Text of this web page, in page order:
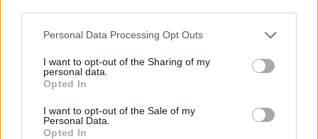
Please note that this website/app uses one or more Google
not limited to your visit or usage behaviour. You may click to
grant or deny consent to Google and its third-party tags to
use your data for below specified purposes in below Google
consent section.
Personal Data Processing Opt Outs
I want to opt-out of the Sharing of my
personal data.
Opted In
I want to opt-out of the Sale of my
Personal Data.
Opted In
Sei già abbonato?
Puoi effettuare l'accesso andando nella
sezioneLogin